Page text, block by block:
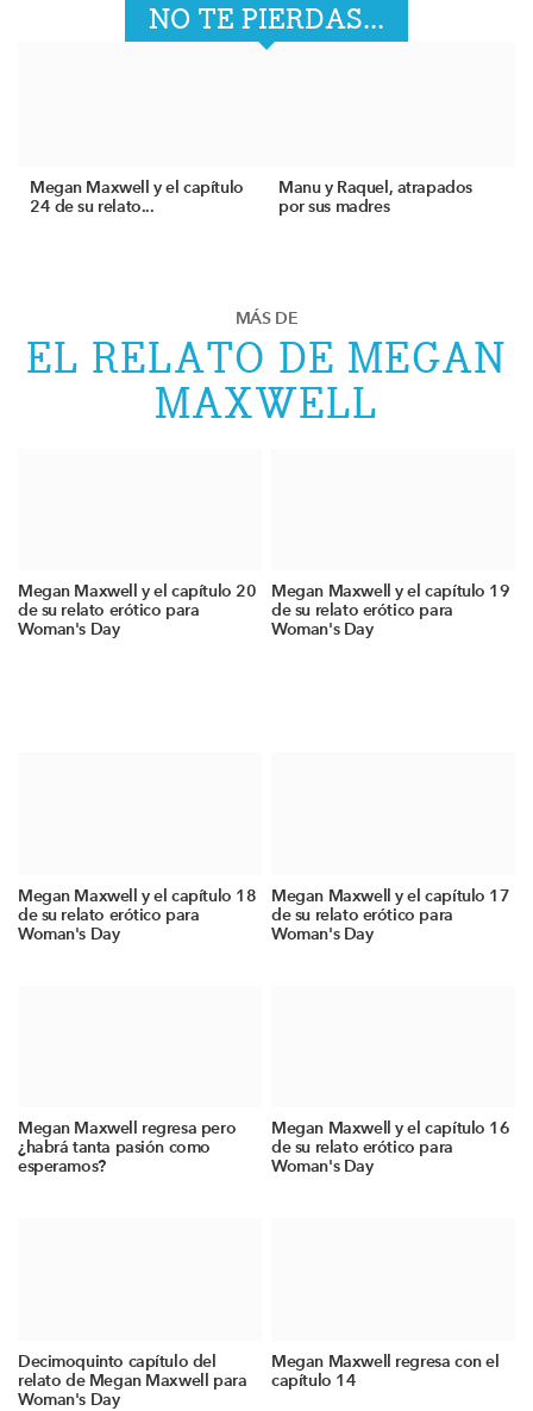
NO TE PIERDAS...
Megan Maxwell y el capítulo
24 de su relato...
Manu y Raquel, atrapados
por sus madres
MÁS DE
EL RELATO DE MEGAN
MAXWELL
Megan Maxwell y el capítulo 20
de su relato erótico para
Woman's Day
Megan Maxwell y el capítulo 19
de su relato erótico para
Woman's Day
Megan Maxwell y el capítulo 18
de su relato erótico para
Woman's Day
Megan Maxwell y el capítulo 17
de su relato erótico para
Woman's Day
Megan Maxwell regresa pero
¿habrá tanta pasión como
esperamos?
Megan Maxwell y el capítulo 16
de su relato erótico para
Woman's Day
Decimoquinto capítulo del
relato de Megan Maxwell para
Woman's Day
Megan Maxwell regresa con el
capítulo 14